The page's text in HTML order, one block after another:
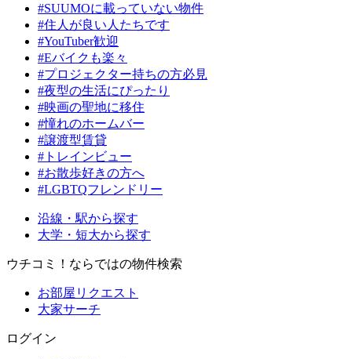
#SUUMOに載っていない物件
#住人が良い人たちです
#YouTuber歓迎
#Eバイクも楽々
#プロジェクター持ちの方必見
#夜型の生活にぴったり
#映画の聖地に移住
#憧れのホームバー
#譲渡型賃貸
#トレインビュー
#お散歩好きの方へ
#LGBTQフレンドリー
沿線・駅から探す
大学・短大から探す
ウチコミ！ならではの物件検索
お部屋リクエスト
大家サーチ
ログイン